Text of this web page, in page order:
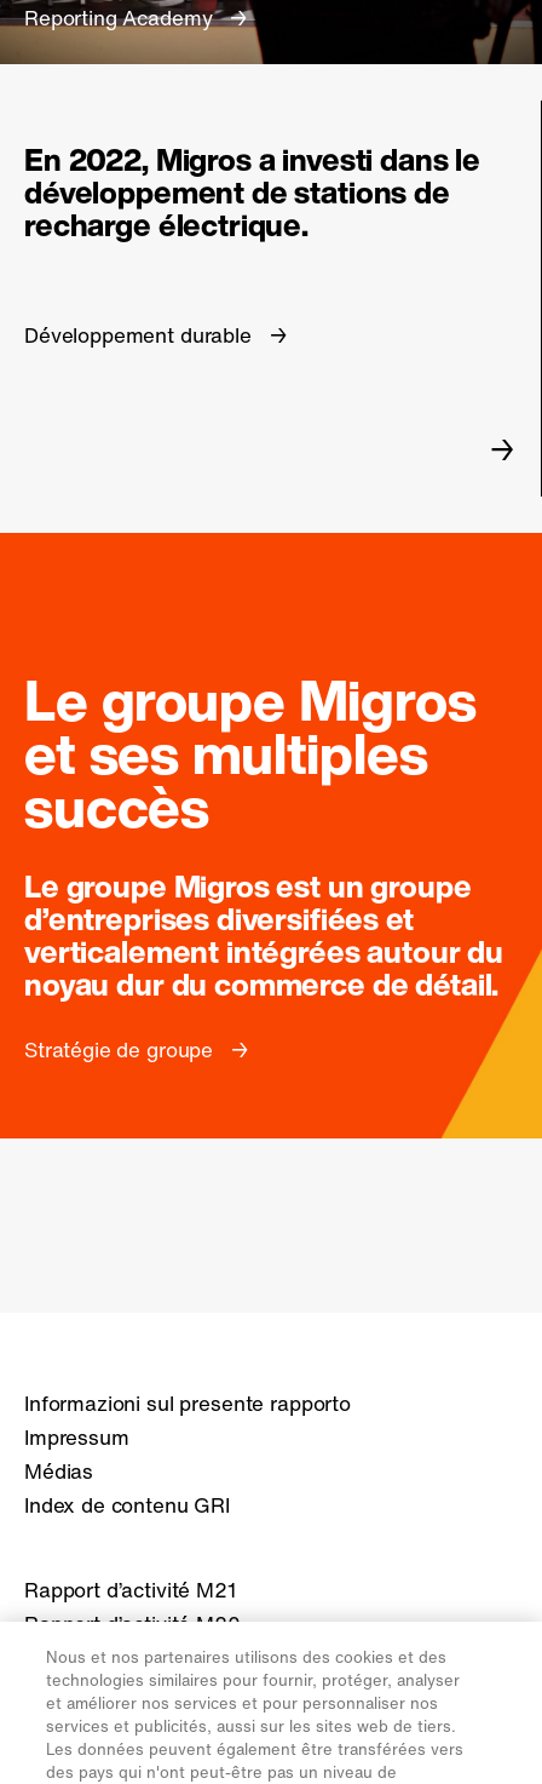
Reporting Academy
En 2022, Migros a investi dans le
développement de stations de
recharge électrique.
Développement durable
Le groupe Migros
et ses multiples
succès
Le groupe Migros est un groupe
d’entreprises diversifiées et
verticalement intégrées autour du
noyau dur du commerce de détail.
Stratégie de groupe
Informazioni sul presente rapporto
Impressum
Médias
Index de contenu GRI
Rapport d’activité M21
Rapport d’activité M20
Rapport d’activité M19
Rapport d’activité M18
Rapport d’activité M17
Nous et nos partenaires utilisons des cookies et des
technologies similaires pour fournir, protéger, analyser
et améliorer nos services et pour personnaliser nos
services et publicités, aussi sur les sites web de tiers.
Les données peuvent également être transférées vers
des pays qui n'ont peut-être pas un niveau de